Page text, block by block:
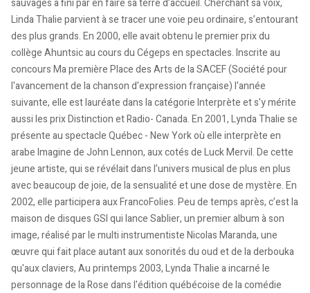
Linda Thalie parvient à se tracer une voie peu ordinaire, s’entourant
des plus grands. En 2000, elle avait obtenu le premier prix du
collège Ahuntsic au cours du Cégeps en spectacles. Inscrite au
concours Ma première Place des Arts de la SACEF (Société pour
l'avancement de la chanson d'expression française) l'année
suivante, elle est lauréate dans la catégorie Interprète et s'y mérite
aussi les prix Distinction et Radio- Canada. En 2001, Lynda Thalie se
présente au spectacle Québec - New York où elle interprète en
arabe Imagine de John Lennon, aux cotés de Luck Mervil. De cette
jeune artiste, qui se révélait dans l’univers musical de plus en plus
avec beaucoup de joie, de la sensualité et une dose de mystère. En
2002, elle participera aux FrancoFolies. Peu de temps après, c’est la
maison de disques GSI qui lance Sablier, un premier album à son
image, réalisé par le multi instrumentiste Nicolas Maranda, une
œuvre qui fait place autant aux sonorités du oud et de la derbouka
qu'aux claviers, Au printemps 2003, Lynda Thalie a incarné le
personnage de la Rose dans l'édition québécoise de la comédie